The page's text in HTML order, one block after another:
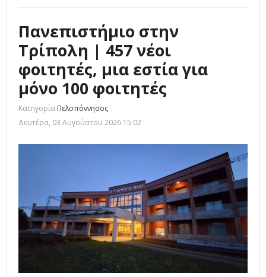
Πανεπιστήμιο στην
Τρίπολη | 457 νέοι
φοιτητές, μια εστία για
μόνο 100 φοιτητές
Κατηγορία Πελοπόννησος
Δευτέρα, 03 Αυγούστου 2026 15:02